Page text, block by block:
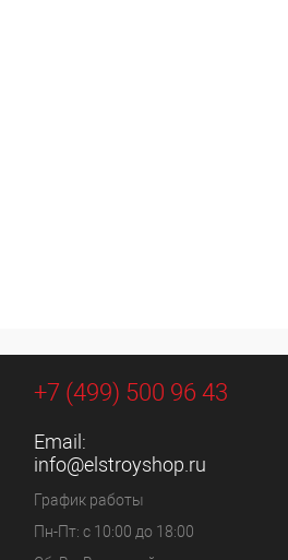
+7 (499) 500 96 43
Email:
info@elstroyshop.ru
График работы
Пн-Пт: с 10:00 до 18:00